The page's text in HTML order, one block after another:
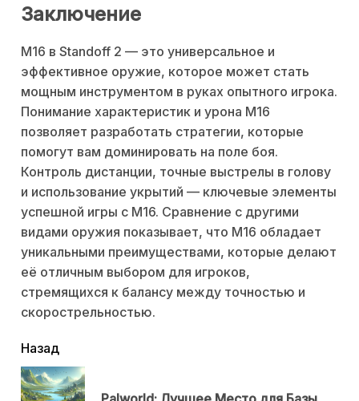
Заключение
M16 в Standoff 2 — это универсальное и
эффективное оружие, которое может стать
мощным инструментом в руках опытного игрока.
Понимание характеристик и урона M16
позволяет разработать стратегии, которые
помогут вам доминировать на поле боя.
Контроль дистанции, точные выстрелы в голову
и использование укрытий — ключевые элементы
успешной игры с M16. Сравнение с другими
видами оружия показывает, что M16 обладает
уникальными преимуществами, которые делают
её отличным выбором для игроков,
стремящихся к балансу между точностью и
скорострельностью.
читать
еще
Назад